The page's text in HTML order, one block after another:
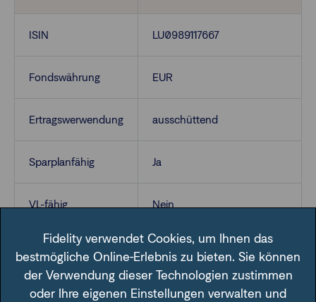
ISIN LU0989117667
Fondswährung EUR
Ertragswerwendung ausschüttend
Sparplanfähig Ja
VL-fähig Nein
Fidelity verwendet Cookies, um Ihnen das
bestmögliche Online-Erlebnis zu bieten. Sie können
der Verwendung dieser Technologien zustimmen
oder Ihre eigenen Einstellungen verwalten und